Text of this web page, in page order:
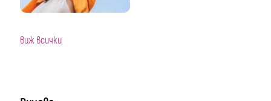
виж всички